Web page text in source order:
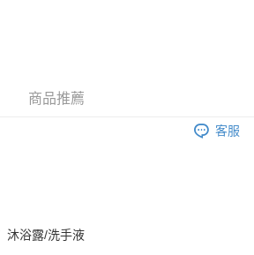
商品推薦
客服
沐浴露/洗手液